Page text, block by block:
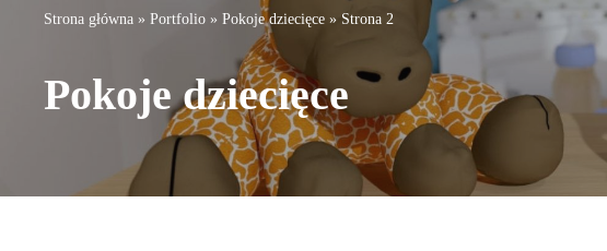
Strona główna » Portfolio » Pokoje dziecięce » Strona 2
Pokoje dziecięce